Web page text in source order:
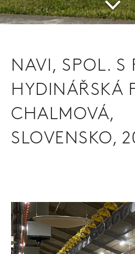
NAVI, SPOL. S
HYDINÁŘSKÁ
CHALMOVÁ,
SLOVENSKO,